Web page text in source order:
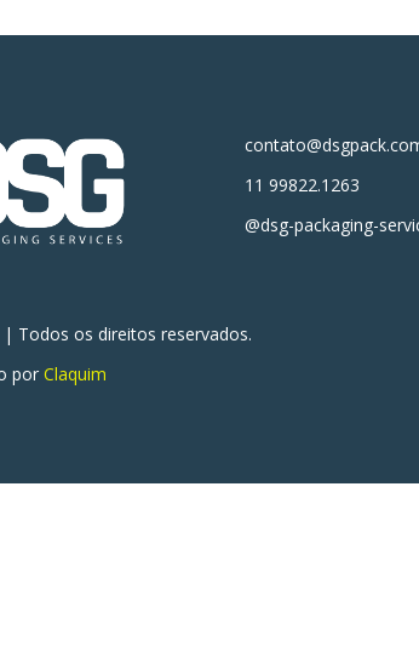
11 99822.1263
@dsg-packaging-
Todos os direitos reservados.
porClaquim